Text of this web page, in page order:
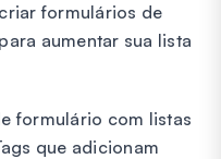
formulários de
aumentar sua lista
formulário com listas
que adicionam